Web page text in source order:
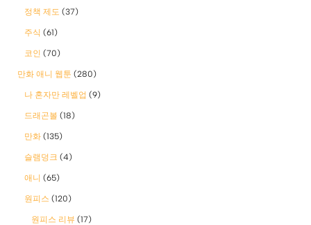
정책 제도 (37)
주식 (61)
코인 (70)
만화 애니 웹툰 (280)
나 혼자만 레벨업 (9)
드래곤볼 (18)
만화 (135)
슬램덩크 (4)
애니 (65)
원피스 (120)
원피스 리뷰 (17)